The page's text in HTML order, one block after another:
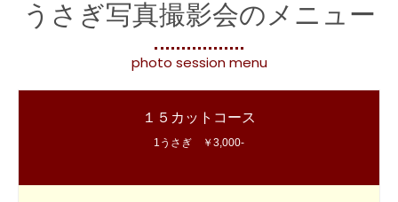
うさぎ写真撮影会のメニュー
photo session menu
１５カットコース
1うさぎ ￥3,000-